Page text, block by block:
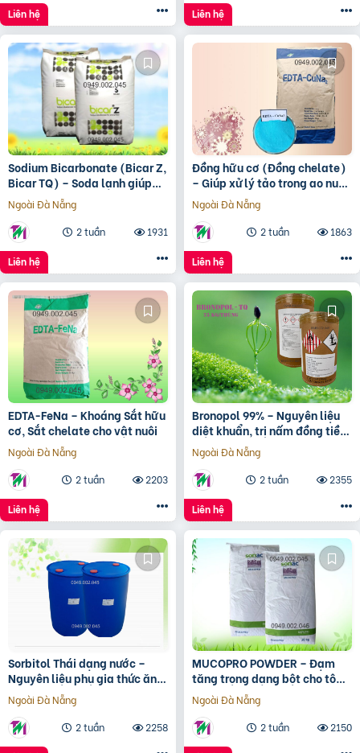
Liên hệ Liên hệ
Sodium Bicarbonate (Bicar Z,
Bicar TQ) – Soda lạnh giúp
nâng kiềm ao nuôi
Ngoài Đà Nẵng
2 tuần
1931
Liên hệ
Đồng hữu cơ (Đồng chelate)
– Giúp xử lý tảo trong ao nuôi
tôm cá
Ngoài Đà Nẵng
2 tuần
1863
Liên hệ
EDTA-FeNa – Khoáng Sắt hữu
cơ, Sắt chelate cho vật nuôi
Ngoài Đà Nẵng
2 tuần
2203
Liên hệ
Bronopol 99% – Nguyên liệu
diệt khuẩn, trị nấm đồng tiền
trong ao nuôi
Ngoài Đà Nẵng
2 tuần
2355
Liên hệ
Sorbitol Thái dạng nước –
Nguyên liệu phụ gia thức ăn
chăn nuôi
Ngoài Đà Nẵng
2 tuần
2258
MUCOPRO POWDER – Đạm
tăng trọng dạng bột cho tôm
cá
Ngoài Đà Nẵng
2 tuần
2150